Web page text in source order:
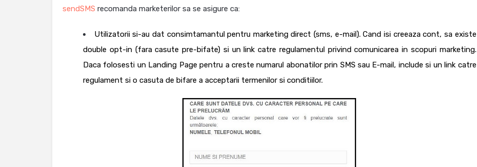
sendSMS recomanda marketerilor sa se asigure ca:
Utilizatorii si-au dat consimtamantul pentru marketing direct (sms, e-mail). Cand isi creeaza cont, sa existe
double opt-in (fara casute pre-bifate) si un link catre regulamentul privind comunicarea in scopuri marketing.
Daca folosesti un Landing Page pentru a creste numarul abonatilor prin SMS sau E-mail, include si un link catre
regulament si o casuta de bifare a acceptarii termenilor si conditiilor.